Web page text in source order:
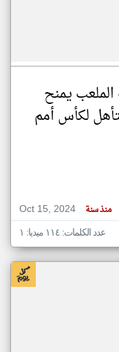
يمنح
لكأس أمم
Oct 15, 2024
منذ سنة
عدد الكلمات: ١١٤ ميديا: ١